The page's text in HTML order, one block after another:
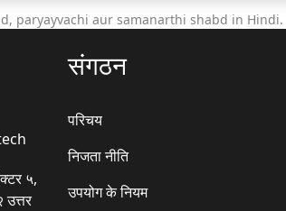
paryayvachi aur samanarthi shabd in Hindi.
५,
उत्तर
संगठन
परिचय
निजता नीति
उपयोग के नियम